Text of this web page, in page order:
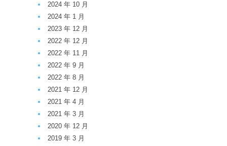
2024 年 10 月
2024 年 1 月
2023 年 12 月
2022 年 12 月
2022 年 11 月
2022 年 9 月
2022 年 8 月
2021 年 12 月
2021 年 4 月
2021 年 3 月
2020 年 12 月
2019 年 3 月